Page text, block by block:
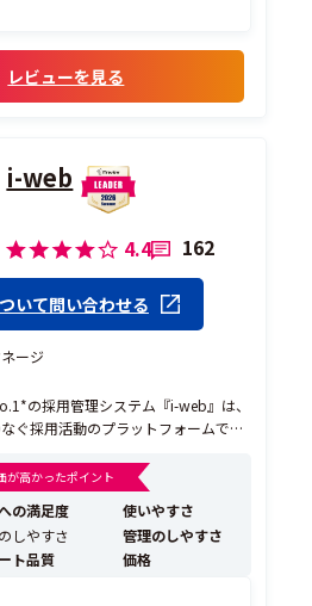
ス」という感覚があり、使いな
なるATSです。
レビューを見る
i-web
4.4 162
いて問い合わせる
ージ
の採用管理システム『i-web』は、
ぐ採用活動のプラットフォームで
は、新卒採用・キャ
能がすべて揃っているから、データ
選考手続きや運用業...
が高かったポイント
の満足度
使いやすさ
しやすさ
管理のしやすさ
ト品質
価格